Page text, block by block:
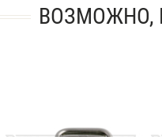
ВОЗМОЖНО,